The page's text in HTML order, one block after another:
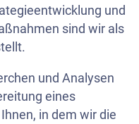
und
sind wir als
und Analysen
eines
in dem wir die